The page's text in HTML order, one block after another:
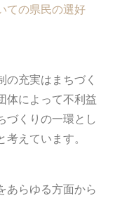
ての県民の選好
充実はまちづく
体によって不利益
づくりの一環とし
えています。
あらゆる方面から